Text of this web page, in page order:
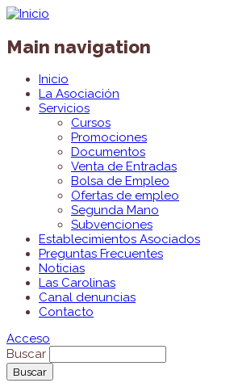
Main navigation
Inicio
La Asociación
Servicios
Cursos
Promociones
Documentos
Venta de Entradas
Bolsa de Empleo
Ofertas de empleo
Segunda Mano
Subvenciones
Establecimientos Asociados
Preguntas Frecuentes
Noticias
Las Carolinas
Canal denuncias
Contacto
Acceso
Buscar